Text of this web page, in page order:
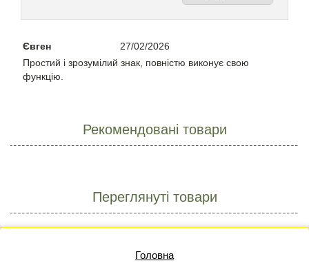
Євген
27/02/2026
Простий і зрозумілий знак, повністю виконує свою
функцію.
Рекомендовані товари
Переглянуті товари
Головна